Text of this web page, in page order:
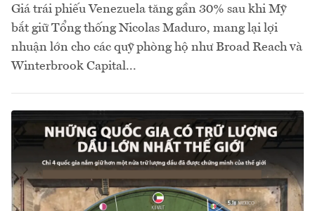
Giá trái phiếu Venezuela tăng gần 30% sau khi Mỹ
bắt giữ Tổng thống Nicolas Maduro, mang lại lợi
nhuận lớn cho các quỹ phòng hộ như Broad Reach và
Winterbrook Capital...